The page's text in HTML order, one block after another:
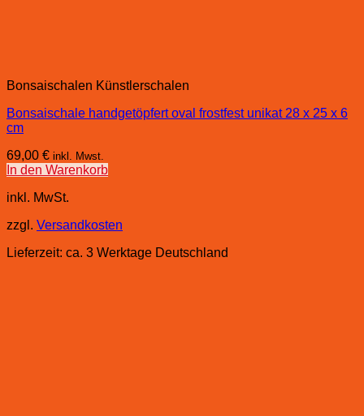
Bonsaischalen Künstlerschalen
Bonsaischale handgetöpfert oval frostfest unikat 28 x 25 x 6
cm
69,00 € inkl. Mwst.
In den Warenkorb
inkl. MwSt.
zzgl. Versandkosten
Lieferzeit: ca. 3 Werktage Deutschland